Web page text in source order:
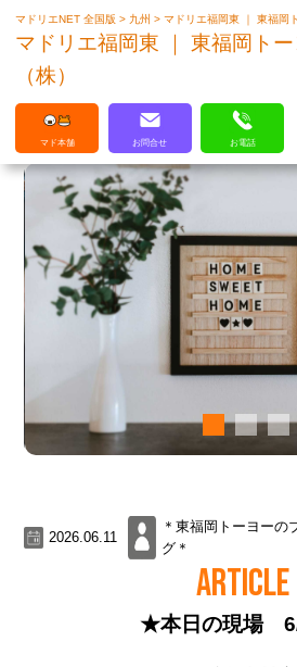
マドリエはLIXILの厳しい基準
クリアした住まいのプロ集
マドリエNET 全国版> 九州>マドリエ福岡東 ｜ 東福岡
マドリエ福岡東 ｜ 東福岡ト
（株）
マド本舗 お問合せ お電話
2026.06.11
＊東福岡トーヨーの
グ＊
ARTICLE
★本日の現場